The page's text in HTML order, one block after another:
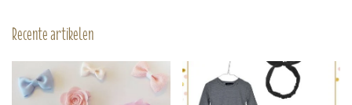
Recente artikelen